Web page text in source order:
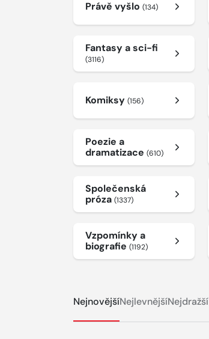
Právě vyšlo (134)
Fantasy a sci-fi
(3116)
Komiksy (156)
Poezie a
dramatizace (610)
Společenská
próza (1337)
Vzpomínky a
biografie (1192)
NejnovějšíNejlevnějšíNejdražší